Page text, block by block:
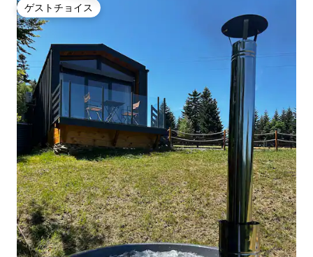
ゲストチョイス
ゲストチョイス